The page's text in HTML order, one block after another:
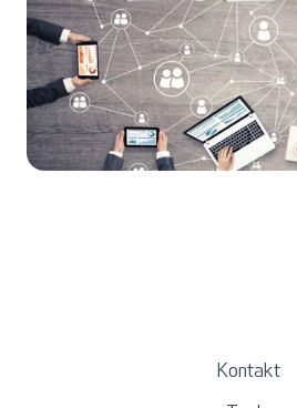
Kontakt